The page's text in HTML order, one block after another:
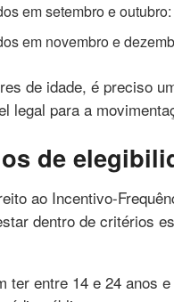
em setembro e
em novembro e
de idade, é preciso
legal para a
de
ao Incentivo-
dentro de critérios
ter entre 14 e 24 anos